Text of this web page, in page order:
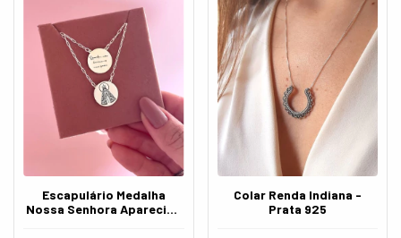
Escapulário Medalha
Nossa Senhora Aparecida
Colar Renda Indiana -
Prata 925